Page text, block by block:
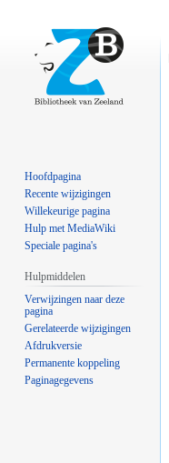
Hoofdpagina
Recente wijzigingen
Willekeurige pagina
Hulp met MediaWiki
Speciale pagina's
Hulpmiddelen
Verwijzingen naar deze
pagina
Gerelateerde wijzigingen
Afdrukversie
Permanente koppeling
Paginagegevens